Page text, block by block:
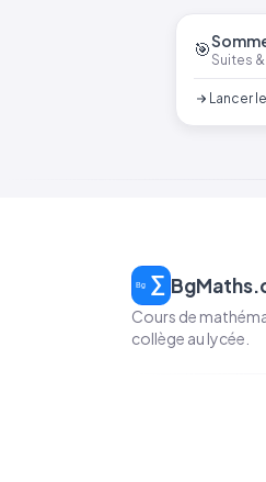
🎯 Suites
Lancer
Cours de
collège au lycée.